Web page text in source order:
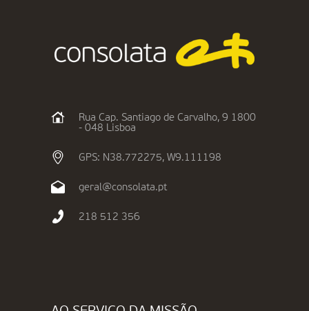
Rua Cap. Santiago de Carvalho, 9 1800
- 048 Lisboa
GPS: N38.772275, W9.111198
geral@consolata.pt
218 512 356